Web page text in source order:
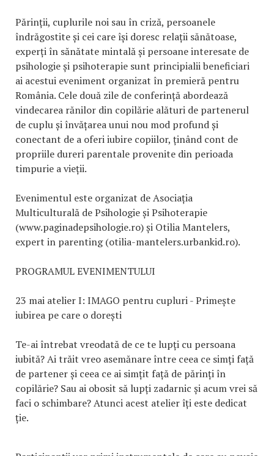
Părinții, cuplurile noi sau în criză, persoanele
îndrăgostite și cei care își doresc relații sănătoase,
experți în sănătate mintală și persoane interesate de
psihologie și psihoterapie sunt principialii beneficiari
ai acestui eveniment organizat în premieră pentru
România. Cele două zile de conferință abordează
vindecarea rănilor din copilărie alături de partenerul
de cuplu și învățarea unui nou mod profund și
conectant de a oferi iubire copiilor, ținând cont de
propriile dureri parentale provenite din perioada
timpurie a vieții.
Evenimentul este organizat de Asociația
Multiculturală de Psihologie și Psihoterapie
(www.paginadepsihologie.ro) și Otilia Mantelers,
expert in parenting (otilia-mantelers.urbankid.ro).
PROGRAMUL EVENIMENTULUI
23 mai atelier I: IMAGO pentru cupluri - Primește
iubirea pe care o dorești
Te-ai întrebat vreodată de ce te lupți cu persoana
iubită? Ai trăit vreo asemănare între ceea ce simți față
de partener și ceea ce ai simțit față de părinți în
copilărie? Sau ai obosit să lupți zadarnic și acum vrei să
faci o schimbare? Atunci acest atelier îți este dedicat
ție.